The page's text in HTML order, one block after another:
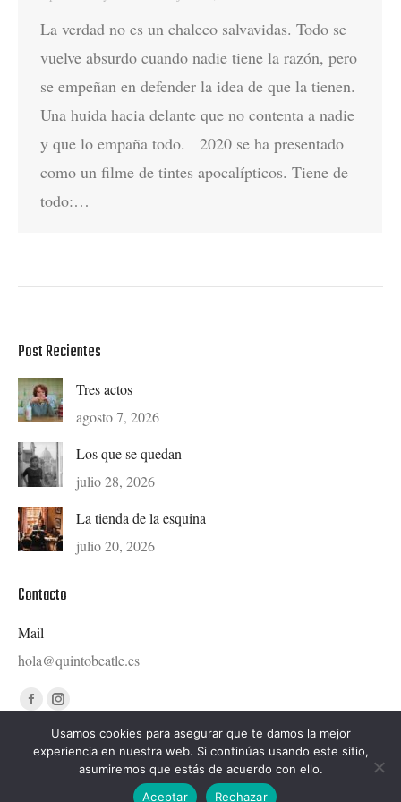
La verdad no es un chaleco salvavidas. Todo se
vuelve absurdo cuando nadie tiene la razón, pero
se empeñan en defender la idea de que la tienen.
Una huida hacia delante que no contenta a nadie
y que lo empaña todo. 2020 se ha presentado
como un filme de tintes apocalípticos. Tiene de
todo:…
Post Recientes
Tres actos
agosto 7, 2026
Los que se quedan
julio 28, 2026
La tienda de la esquina
julio 20, 2026
Contacto
Mail
hola@quintobeatle.es
Find us on:
Facebook
page
opens
Instagram
page
opens
Diseñado por © Ondiseño.com 2020
Usamos cookies para asegurar que te damos la mejor
experiencia en nuestra web. Si continúas usando este sitio,
asumiremos que estás de acuerdo con ello.
Aceptar
Rechazar